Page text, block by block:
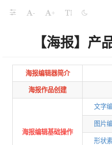
- +
【海报】产
海报编辑器简介
海报作品创建
海报编辑基础操作
文字
图片
形状